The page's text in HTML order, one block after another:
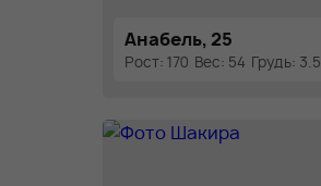
Анабель, 25
Рост: 170 Вес: 54 Грудь: 3.5